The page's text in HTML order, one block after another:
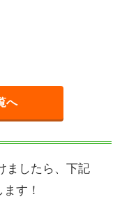
へ
ましたら、下記
す！